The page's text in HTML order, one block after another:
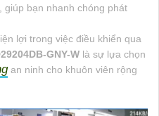
bạn nhanh chóng phát
lợi trong việc điều khiển qua
GNY-W là sự lựa chọn
an ninh cho khuôn viên rộng